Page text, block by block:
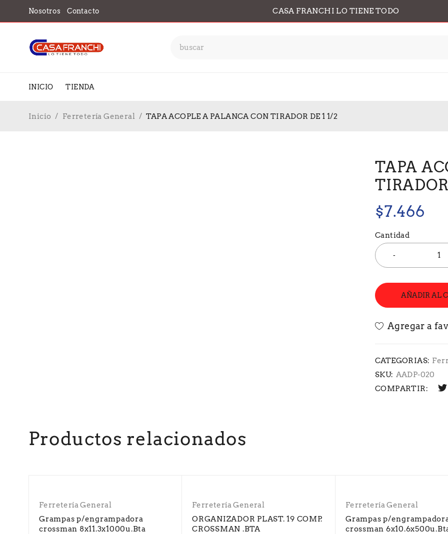
Nosotros Contacto CASA FRANCHI LO TIENE TODO
INICIO TIENDA
Inicio / Ferretería General / TAPA ACOPLE A PALANCA CON TIRADOR DE 1 1/2
TAPA
$7.466
Cantidad
AÑADIR AL
CATEGORIAS:
SKU: AADP-020
COMPARTIR:
Productos relacionados
Ferretería General
Grampas p/engrampadora
crossman 8x11.3x1000u.Bta
Ferretería General
ORGANIZADOR PLAST. 19 COMP.
CROSSMAN .BTA
Ferretería General
Grampas p/
crossman